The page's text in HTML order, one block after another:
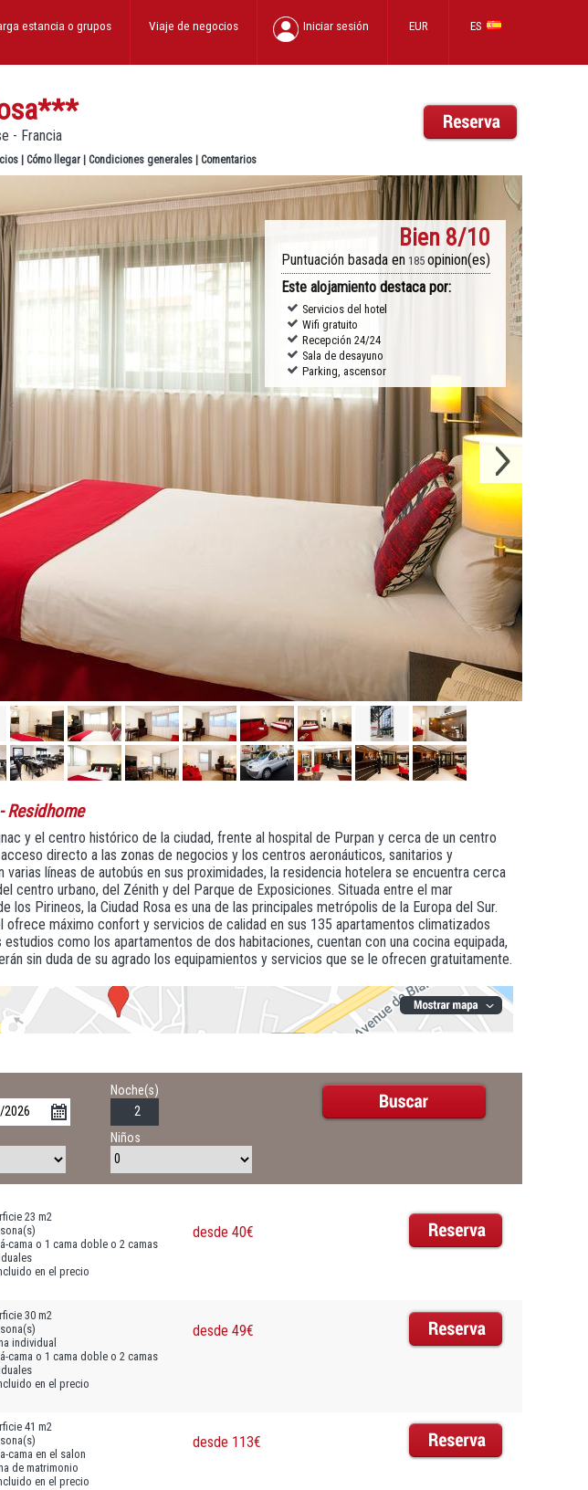
ES
EUR
Iniciar sesión
Viaje de negocios
estancia o grupos
***
- Francia
Cómo llegar Condiciones generales Comentarios
Bien 8/10
Puntuación basada en 185 opinion(es)
Este alojamiento destaca por:
Servicios del hotel
Wifi gratuito
Recepción 24/24
Sala de desayuno
Parking, ascensor
Residhome
y el centro histórico de la ciudad, frente al hospital de Purpan y cerca de un centro
directo a las zonas de negocios y los centros aeronáuticos, sanitarios y
líneas de autobús en sus proximidades, la residencia hotelera se encuentra cerca
centro urbano, del Zénith y del Parque de Exposiciones. Situada entre el mar
los Pirineos, la Ciudad Rosa es una de las principales metrópolis de la Europa del Sur.
ofrece máximo confort y servicios de calidad en sus 135 apartamentos climatizados
como los apartamentos de dos habitaciones, cuentan con una cocina equipada,
sin duda de su agrado los equipamientos y servicios que se le ofrecen gratuitamente.
Noche(s)
Niños
23 m2
cama o 1 cama doble o 2 camas
en el precio
desde 40€
30 m2
individual
cama o 1 cama doble o 2 camas
en el precio
desde 49€
41 m2
cama en el salon
de matrimonio
en el precio
desde 113€